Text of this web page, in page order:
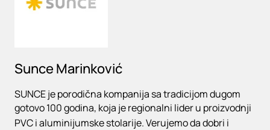
Sunce Marinković
SUNCE je porodična kompanija sa tradicijom dugom
gotovo 100 godina, koja je regionalni lider u proizvodnji
PVC i aluminijumske stolarije. Verujemo da dobri i